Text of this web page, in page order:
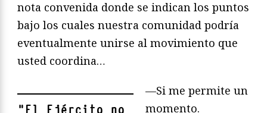
nota convenida donde se indican los puntos
bajo los cuales nuestra comunidad podría
eventualmente unirse al movimiento que
usted coordina…
—Si me permite un
momento.